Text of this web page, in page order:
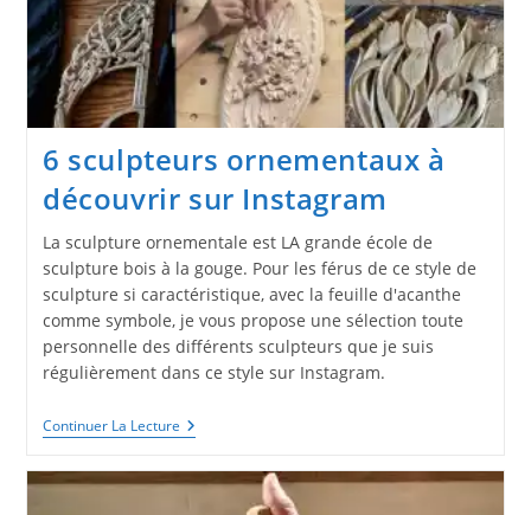
6 sculpteurs ornementaux à
découvrir sur Instagram
La sculpture ornementale est LA grande école de
sculpture bois à la gouge. Pour les férus de ce style de
sculpture si caractéristique, avec la feuille d'acanthe
comme symbole, je vous propose une sélection toute
personnelle des différents sculpteurs que je suis
régulièrement dans ce style sur Instagram.
Continuer La Lecture6
Sculpteurs
À
Découvrir